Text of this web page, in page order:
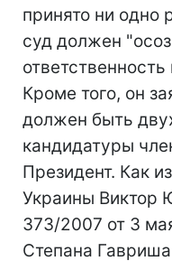
принято ни одно
суд должен
Кроме того, он
должен быть
кандидатуры
Президент. Как
Украины Виктор
373/2007 от 3
Степана